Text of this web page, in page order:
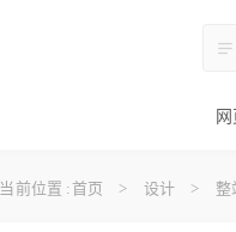
当前位置 :首页 > 设计 > 整